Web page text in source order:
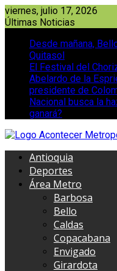
Saltar
al
viernes, julio 17, 2026
Últimas Noticias
Desde mañana,
Quitasol
El Festival del
Abelardo de la
presidente de
Nacional busca la
ganará?
Antioquia
Deportes
Área Metro
Barbosa
Bello
Caldas
Copacabana
Envigado
Girardota